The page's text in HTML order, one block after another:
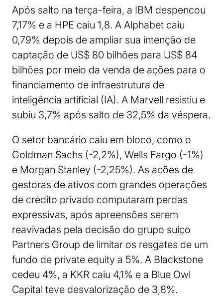
Após salto na terça-feira, a IBM despencou
7,17% e a HPE caiu 1,8. A Alphabet caiu
0,79% depois de ampliar sua intenção de
captação de US$ 80 bilhões para US$ 84
bilhões por meio da venda de ações para o
financiamento de infraestrutura de
inteligência artificial (IA). A Marvell resistiu e
subiu 3,7% após salto de 32,5% da véspera.
O setor bancário caiu em bloco, como o
Goldman Sachs (-2,2%), Wells Fargo (-1%)
e Morgan Stanley (-2,25%). As ações de
gestoras de ativos com grandes operações
de crédito privado computaram perdas
expressivas, após apreensões serem
reavivadas pela decisão do grupo suíço
Partners Group de limitar os resgates de um
fundo de private equity a 5%. A Blackstone
cedeu 4%, a KKR caiu 4,1% e a Blue Owl
Capital teve desvalorização de 3,8%.